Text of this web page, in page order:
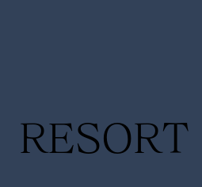
RESORT